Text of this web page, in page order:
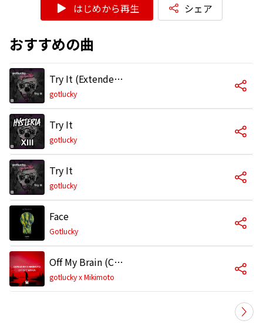
はじめから再生 シェア
おすすめの曲
Try It (Extended Mix)
gotlucky
Try It
gotlucky
Try It
gotlucky
Face
Gotlucky
Off My Brain (Club Mix)
gotlucky x Mikimoto